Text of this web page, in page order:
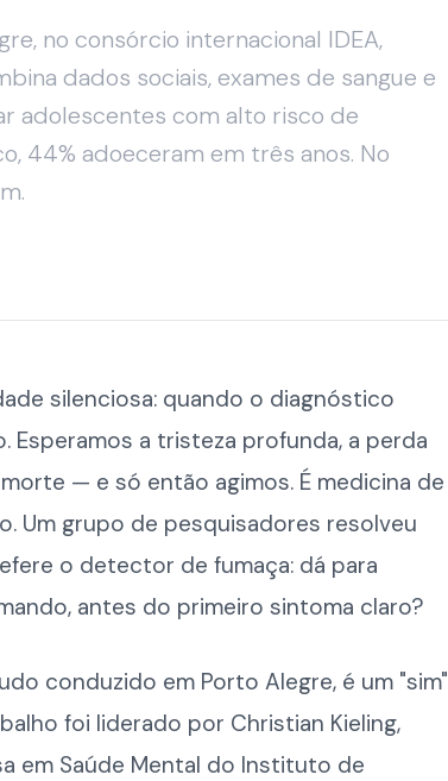
no consórcio internacional IDEA,
dados sociais, exames de sangue e
adolescentes com alto risco de
44% adoeceram em três anos. No
silenciosa: quando o diagnóstico
Esperamos a tristeza profunda, a perda
— e só então agimos. É medicina de
Um grupo de pesquisadores resolveu
o detector de fumaça: dá para
antes do primeiro sintoma claro?
conduzido em Porto Alegre, é um "sim"
foi liderado por Christian Kieling,
em Saúde Mental do Instituto de